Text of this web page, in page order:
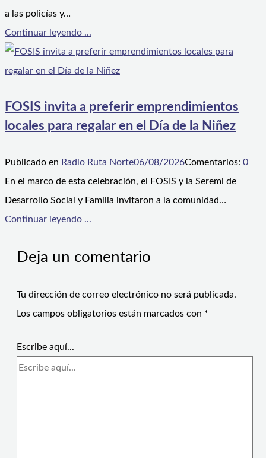
a las policías y…
Continuar leyendo ...
FOSIS invita a preferir emprendimientos
locales para regalar en el Día de la Niñez
Publicado en Radio Ruta Norte06/08/2026Comentarios: 0
En el marco de esta celebración, el FOSIS y la Seremi de
Desarrollo Social y Familia invitaron a la comunidad…
Continuar leyendo ...
Deja un comentario
Tu dirección de correo electrónico no será publicada.
Los campos obligatorios están marcados con *
Escribe aquí...